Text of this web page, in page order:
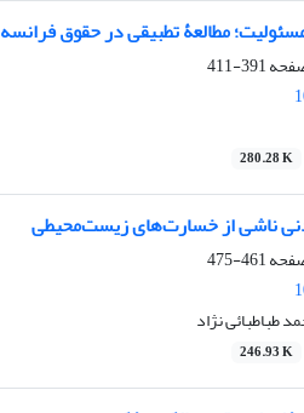
مطالعۀ تطبیقی در حقوق فرانسه
391-411
280.28 K
ناشی از خسارت‌های زیست‌محیطی
461-475
طباطبائی نژاد
246.93 K